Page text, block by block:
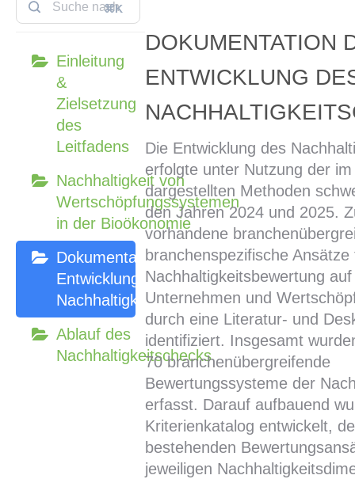
⌘K
Einleitung
&
Zielsetzung
des
Leitfadens
Nachhaltigkeit von
Wertschöpfungssystemen
in der Bioökonomie
Dokumentation der
Entwicklung des
Nachhaltigkeitschecks
Ablauf des
Nachhaltigkeitschecks
DOKUMENTATION
ENTWICKLUNG
Die Entwicklung des
erfolgte unter Nutzung der
dargestellten Methoden
den Jahren 2024 und 2025.
vorhandene
branchenspezifische Ansätze
Nachhaltigkeitsbewertung
Unternehmen und
durch eine Literatur- und
identifiziert. Insgesamt
70 branchenübergreifende
Bewertungssysteme der
erfasst. Darauf aufbauend
Kriterienkatalog entwickelt,
bestehenden
jeweiligen